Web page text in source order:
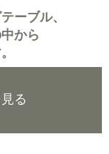
ーブル、
から
る